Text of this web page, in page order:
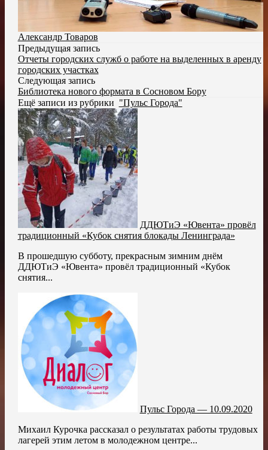
Александр Товаров
Предыдущая запись
Отчеты городских служб о работе на выделенных в аренду
городских участках
Следующая запись
Библиотека нового формата в Сосновом Бору
Ещё записи из рубрики "Пульс Города"
ДДЮТиЭ «Ювента» провёл
традиционный «Кубок снятия блокады Ленинграда»
В прошедшую субботу, прекрасным зимним днём
ДДЮТиЭ «Ювента» провёл традиционный «Кубок
снятия...
Пульс Города — 10.09.2020
Михаил Курочка рассказал о результатах работы трудовых
лагерей этим летом в молодежном центре...